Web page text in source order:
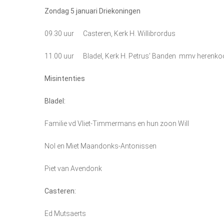
Zondag 5 januari Driekoningen
09.30 uur Casteren, Kerk H. Willibrordus
11.00 uur Bladel, Kerk H. Petrus’ Banden mmv
Misintenties
Bladel:
Familie vd Vliet-Timmermans en hun zoon Will
Nol en Miet Maandonks-Antonissen
Piet van Avendonk
Casteren:
Ed Mutsaerts